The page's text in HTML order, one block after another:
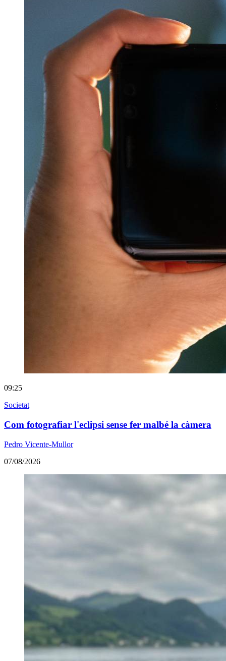
09:25
Societat
Com fotografiar l'eclipsi sense fer malbé la càmera
Pedro Vicente-Mullor
07/08/2026